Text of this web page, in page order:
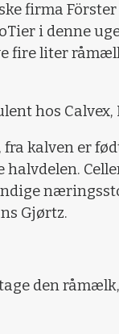
firma
i denne
fire liter
hos Calvex,
fra kalven er
Gjørtz.
den